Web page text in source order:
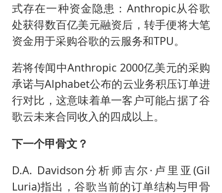
式存在一种资金隐患：Anthropic从谷歌
处获得数百亿美元融资后，转手便将大笔
资金用于采购谷歌的云服务和TPU。
若将传闻中Anthropic 2000亿美元的采购
承诺与Alphabet公布的云业务积压订单进
行对比，这意味着单一客户可能占据了谷
歌云未来合同收入的四成以上。
下一个甲骨文？
D.A. Davidson分析师吉尔·卢里亚(Gil
Luria)指出，谷歌当前的订单结构与甲骨